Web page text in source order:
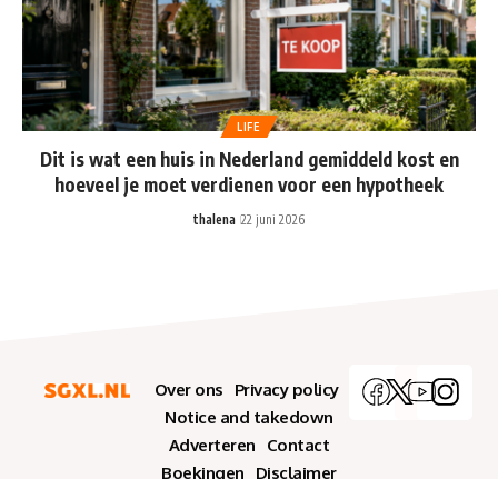
LIFE
Dit is wat een huis in Nederland gemiddeld kost en
hoeveel je moet verdienen voor een hypotheek
thalena 22 juni 2026
Over ons
Privacy policy
Notice and takedown
Adverteren
Contact
Boekingen
Disclaimer